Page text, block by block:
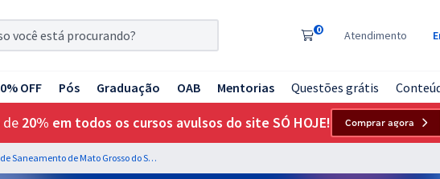
0 Atendimento
OFF Pós Graduação OAB Mentorias Questões grátis
de 20% em todos os cursos avulsos do site SÓ HOJE! Comprar agora
SANESUL - Empresa de Saneamento de Mato Grosso do Sul - Agente em Saneamento